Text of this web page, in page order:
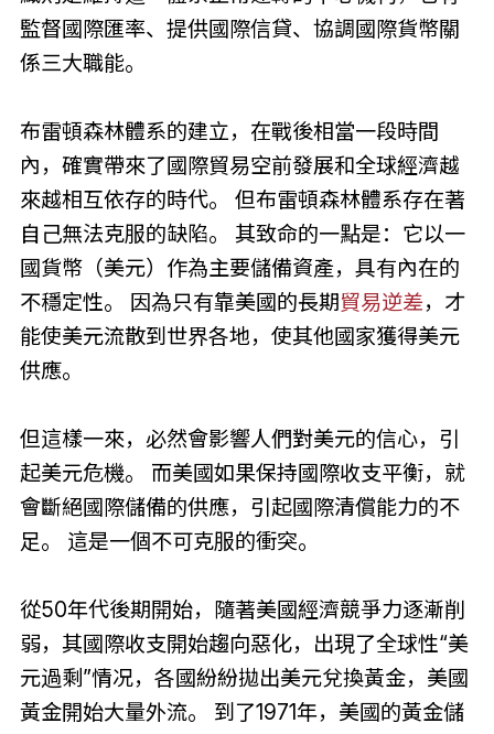
監督國際匯率、提供國際信貸、協調國際貨幣關
係三大職能。
布雷頓森林體系的建立，在戰後相當一段時間
內，確實帶來了國際貿易空前發展和全球經濟越
來越相互依存的時代。 但布雷頓森林體系存在著
自己無法克服的缺陷。 其致命的一點是：它以一
國貨幣（美元）作為主要儲備資產，具有內在的
不穩定性。 因為只有靠美國的長期貿易逆差，才
能使美元流散到世界各地，使其他國家獲得美元
供應。
但這樣一來，必然會影響人們對美元的信心，引
起美元危機。 而美國如果保持國際收支平衡，就
會斷絕國際儲備的供應，引起國際清償能力的不
足。 這是一個不可克服的衝突。
從50年代後期開始，隨著美國經濟競爭力逐漸削
弱，其國際收支開始趨向惡化，出現了全球性“美
元過剩”情况，各國紛紛拋出美元兌換黃金，美國
黃金開始大量外流。 到了1971年，美國的黃金儲